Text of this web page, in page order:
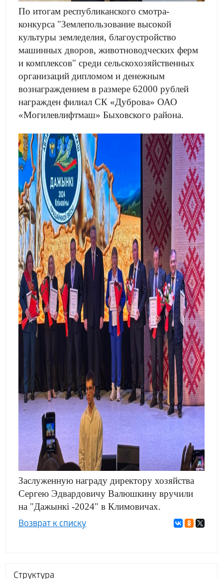
Структура
По итогам республиканского смотра-
конкурса "Землепользование высокой
культуры земледелия, благоустройство
машинных дворов, животноводческих ферм
и комплексов" среди сельскохозяйственных
организаций дипломом и денежным
вознаграждением в размере 62000 рублей
награжден филиал СК «Дуброва» ОАО
«Могилевлифтмаш» Быховского района.
Заслуженную награду директору хозяйства
Сергею Эдвардовичу Валюшкину вручили
на "Дажынкі -2024" в Климовичах.
Возврат к списку